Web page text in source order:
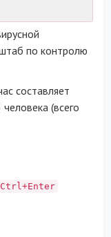
по контролю
составляет
(всего
Ctrl+Enter